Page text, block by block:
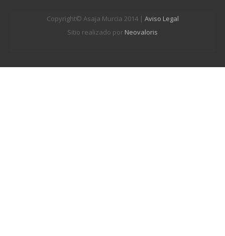
Copyright© Asaja Murcia 2014 | Aviso Legal
Sitio realizado por Neovaloris